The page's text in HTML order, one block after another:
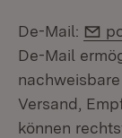
De-Mail:
De-Mail
Versand,
können